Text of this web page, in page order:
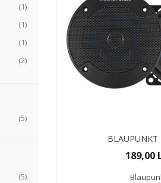
BLAUPUNKT
189,00
1articol
1articol
1articol
2articole
5articole
5articole